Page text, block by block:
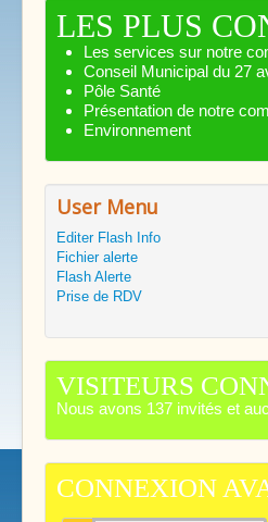
LES PLUS
Les services sur notre
Conseil Municipal du 27
Pôle Santé
Présentation de notre
Environnement
User Menu
Editer Flash Info
Fichier alerte
Flash Alerte
Prise de RDV
VISITEURS
Nous avons 137 invités et
CONNEXION